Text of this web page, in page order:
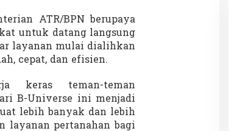
ATR/BPN berupaya
untuk datang langsung
layanan mulai dialihkan
cepat, dan efisien.
keras teman-teman
B-Universe ini menjadi
lebih banyak dan lebih
layanan pertanahan bagi
Jauh
2025
Nepal, PM Mundur Mendadak
Setelah Gedung Parlemen Dibakar
Di GLOBAL, SOROTAN